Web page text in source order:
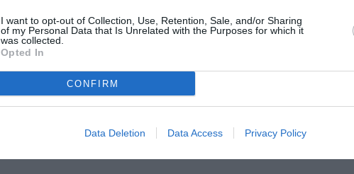
I want to opt-out of Collection, Use, Retention, Sale, and/or Sharing
of my Personal Data that Is Unrelated with the Purposes for which it
was collected.
Opted In
CONFIRM
Data Deletion Data Access Privacy Policy
Κορώνης
από το Μουσικό Πανεπιστήμιο Mozarteum
Salzburg και 17μελή ορχήστρα, με
καλλιτεχνικό διευθυντή τοn Christos